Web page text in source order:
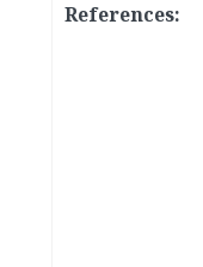
References: